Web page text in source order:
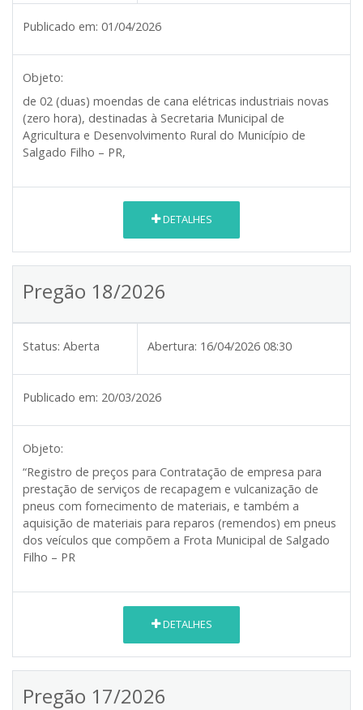
Publicado em: 01/04/2026
Objeto:
de 02 (duas) moendas de cana elétricas industriais novas
(zero hora), destinadas à Secretaria Municipal de
Agricultura e Desenvolvimento Rural do Município de
Salgado Filho – PR,
DETALHES
Pregão 18/2026
Status: Aberta Abertura: 16/04/2026 08:30
Publicado em: 20/03/2026
Objeto:
“Registro de preços para Contratação de empresa para
prestação de serviços de recapagem e vulcanização de
pneus com fornecimento de materiais, e também a
aquisição de materiais para reparos (remendos) em pneus
dos veículos que compõem a Frota Municipal de Salgado
Filho – PR
DETALHES
Pregão 17/2026